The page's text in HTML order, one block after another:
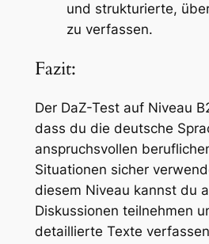
und strukturierte,
zu verfassen.
Fazit:
Der DaZ-Test auf Niveau
dass du die deutsche
anspruchsvollen
Situationen sicher
diesem Niveau kannst du
Diskussionen teilnehmen
detaillierte Texte